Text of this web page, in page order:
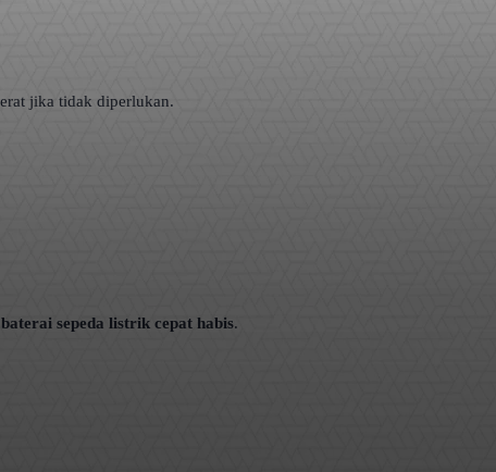
jika tidak diperlukan.
baterai sepeda listrik cepat habis.